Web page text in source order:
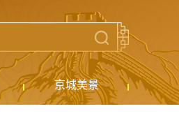
京城美景